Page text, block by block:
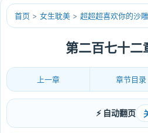
首页 > 女生耽美 > 超超超喜欢你的沙
第二百七十二
上一章 章节目录
⚡ 自动翻页